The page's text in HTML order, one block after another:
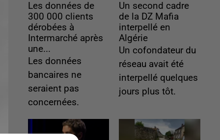
Les données de
300 000 clients
dérobées à
Intermarché après
une...
Les données
bancaires ne
seraient pas
concernées.
Un second cadre
de la DZ Mafia
interpellé en
Algérie
Un cofondateur du
réseau avait été
interpellé quelques
jours plus tôt.